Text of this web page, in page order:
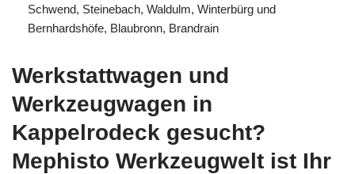
Schwend, Steinebach, Waldulm, Winterbürg und
Bernhardshöfe, Blaubronn, Brandrain
Werkstattwagen und
Werkzeugwagen in
Kappelrodeck gesucht?
Mephisto Werkzeugwelt ist Ihr